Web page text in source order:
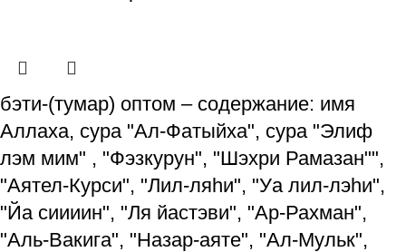
бэти-(тумар) оптом – содержание: имя
Аллаха, сура "Ал-Фатыйха", сура "Элиф
лэм мим" , "Фэзкурун", "Шэхри Рамазан"",
"Аятел-Курси", "Лил-ляһи", "Уа лил-лэһи",
"Йа сиииин", "Ля йастэви", "Ар-Рахман",
"Аль-Вакига", "Назар-аяте", "Ал-Мульк",